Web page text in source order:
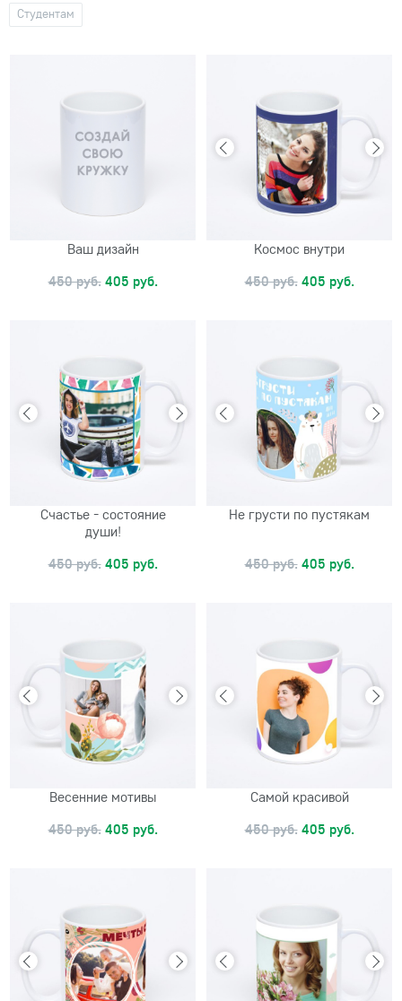
Студентам
Ваш дизайн
450 руб. 405 руб.
Космос внутри
450 руб. 405 руб.
Счастье - состояние
души!
450 руб. 405 руб.
Не грусти по пустякам
450 руб. 405 руб.
Весенние мотивы
450 руб. 405 руб.
Самой красивой
450 руб. 405 руб.